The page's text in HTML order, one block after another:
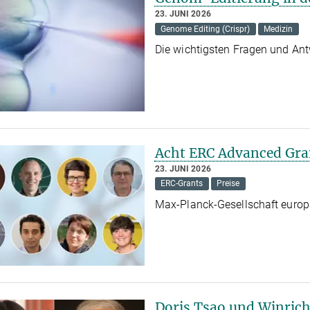
23. JUNI 2026
Genome Editing (Crispr)
Medizin
Die wichtigsten Fragen und
Acht ERC Advanced
23. JUNI 2026
ERC-Grants
Preise
Max-Planck-Gesellschaft